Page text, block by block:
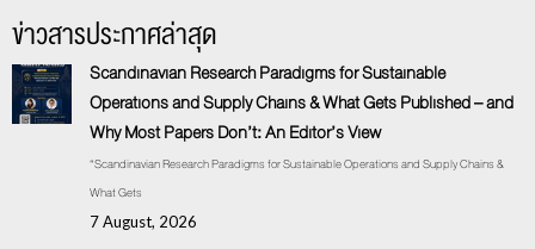
ข่าวสารประกาศล่าสุด
Scandinavian Research Paradigms for Sustainable
Operations and Supply Chains & What Gets Published – and
Why Most Papers Don’t: An Editor’s View
“Scandinavian Research Paradigms for Sustainable Operations and Supply Chains &
What Gets
7 August, 2026